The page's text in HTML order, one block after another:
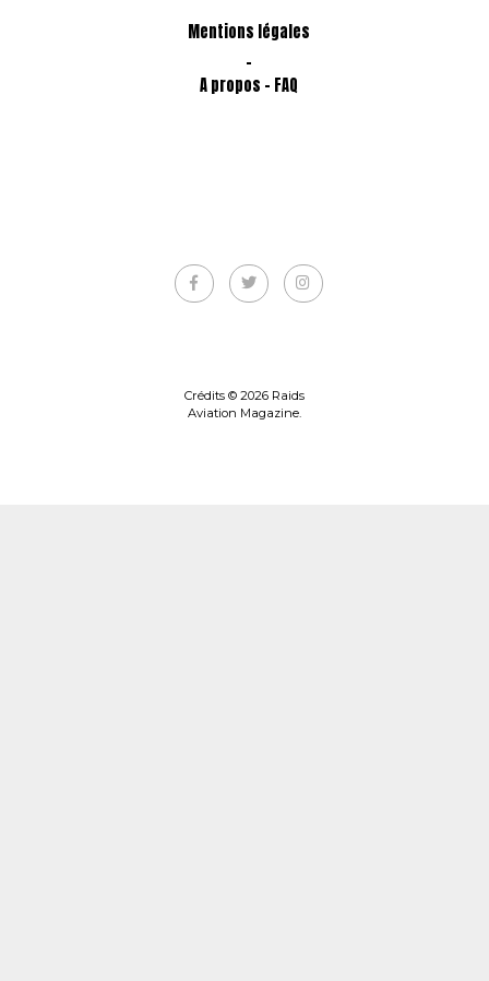
Mentions légales
-
A propos - FAQ
Crédits © 2026 Raids
Aviation Magazine.